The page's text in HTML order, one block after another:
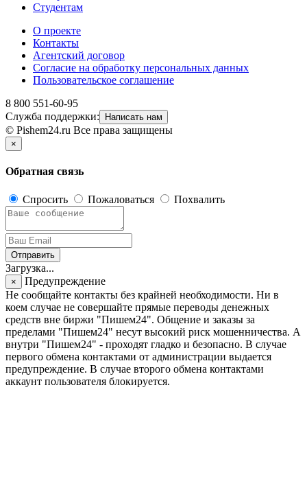
Студентам
О проекте
Контакты
Агентский договор
Согласие на обработку персональных данных
Пользовательское соглашение
8 800 551-60-95
Служба поддержки:
Написать нам
© Pishem24.ru Все права защищены
×
Обратная связь
Спросить Пожаловаться Похвалить
Отправить
Загрузка...
×
Предупреждение
Не сообщайте контакты без крайней необходимости. Ни в
коем случае не совершайте прямые переводы денежных
средств вне биржи "Пишем24". Общение и заказы за
пределами "Пишем24" несут высокий риск мошенничества. А
внутри "Пишем24" - проходят гладко и безопасно. В случае
первого обмена контактами от администрации выдается
предупреждение. В случае второго обмена контактами
аккаунт пользователя блокируется.